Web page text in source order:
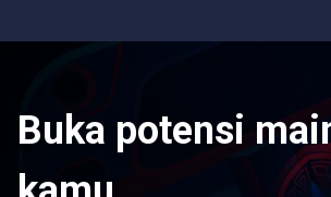
Buka potensi